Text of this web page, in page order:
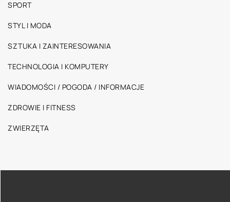
SPORT
STYL I MODA
SZTUKA I ZAINTERESOWANIA
TECHNOLOGIA I KOMPUTERY
WIADOMOŚCI / POGODA / INFORMACJE
ZDROWIE I FITNESS
ZWIERZĘTA